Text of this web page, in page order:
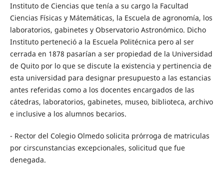
Instituto de Ciencias que tenía a su cargo la Facultad
Ciencias Físicas y Mátemáticas, la Escuela de agronomía, los
laboratorios, gabinetes y Observatorio Astronómico. Dicho
Instituto perteneció a la Escuela Politécnica pero al ser
cerrada en 1878 pasarían a ser propiedad de la Universidad
de Quito por lo que se discute la existencia y pertinencia de
esta universidad para designar presupuesto a las estancias
antes referidas como a los docentes encargados de las
cátedras, laboratorios, gabinetes, museo, biblioteca, archivo
e inclusive a los alumnos becarios.
- Rector del Colegio Olmedo solicita prórroga de matriculas
por cirscunstancias excepcionales, solicitud que fue
denegada.